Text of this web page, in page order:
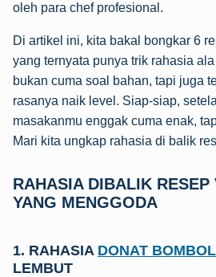
oleh para chef profesional.
Di artikel ini, kita bakal bongkar 6
yang ternyata punya trik rahasia
bukan cuma soal bahan, tapi juga
rasanya naik level. Siap-siap,
masakanmu enggak cuma enak,
Mari kita ungkap rahasia di balik
RAHASIA DIBALIK RESEP
YANG MENGGODA
1. RAHASIA DONAT
LEMBUT